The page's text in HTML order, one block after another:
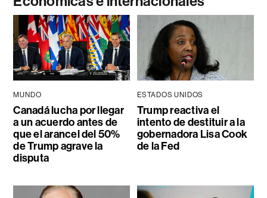
MUNDO
Canadá lucha por llegar
a un acuerdo antes de
que el arancel del 50%
de Trump agrave la
disputa
ESTADOS UNIDOS
Trump reactiva el
intento de destituir a la
gobernadora Lisa Cook
de la Fed